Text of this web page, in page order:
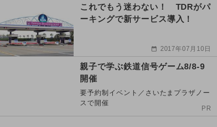
これでもう迷わない！ TDRがパ
ーキングで新サービス導入！
2017年07月10日
親子で学ぶ鉄道信号ゲーム8/8-9
開催
要予約制イベント／さいたまプラザノー
スで開催
PR